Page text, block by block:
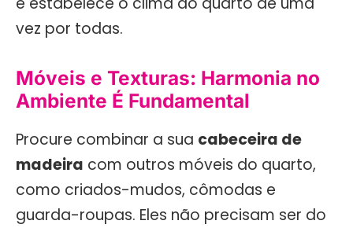
vez por todas.
Móveis e Texturas: Harmonia no
Ambiente É Fundamental
Procure combinar a sua cabeceira de
madeira com outros móveis do quarto,
como criados-mudos, cômodas e
guarda-roupas. Eles não precisam ser do